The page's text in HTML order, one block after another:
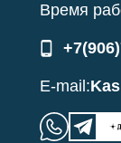
Время
E-mail: